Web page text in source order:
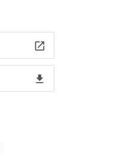
launch
file_download